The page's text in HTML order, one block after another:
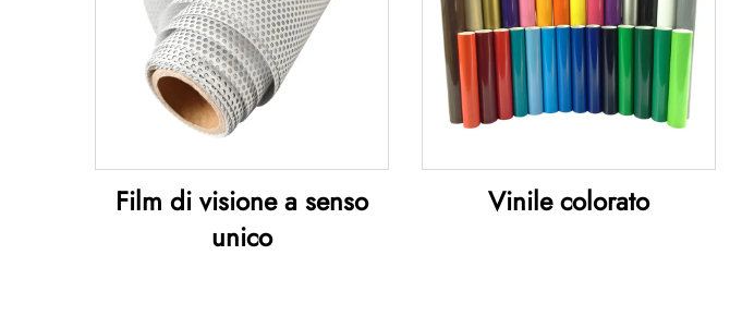
Film di visione a senso
unico
Vinile colorato